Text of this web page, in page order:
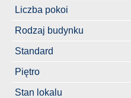
Liczba pokoi
Rodzaj budynku
Standard
Piętro
Stan lokalu